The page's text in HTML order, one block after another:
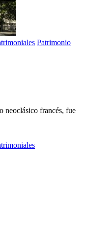
Patrimonio
neoclásico francés, fue